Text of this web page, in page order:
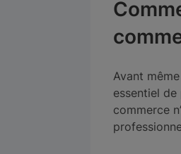
Avant
essentiel de
commerce